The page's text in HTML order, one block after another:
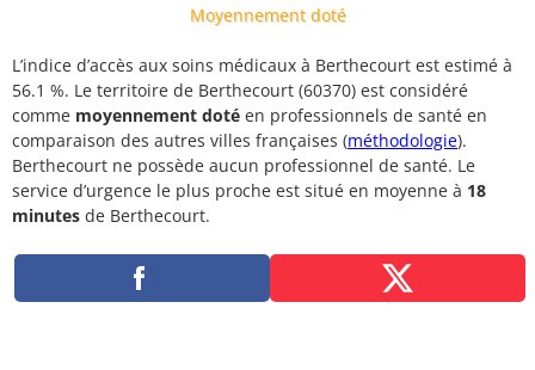
Moyennement doté
L’indice d’accès aux soins médicaux à Berthecourt est estimé à
56.1 %. Le territoire de Berthecourt (60370) est considéré
comme moyennement doté en professionnels de santé en
comparaison des autres villes françaises (méthodologie).
Berthecourt ne possède aucun professionnel de santé. Le
service d’urgence le plus proche est situé en moyenne à 18
minutes de Berthecourt.